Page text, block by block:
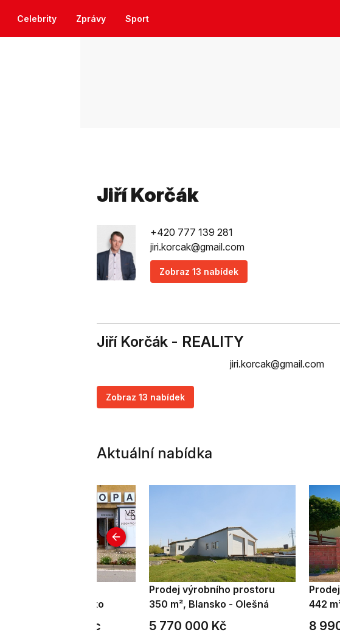
Celebrity Zprávy Sport
Jiří Korčák
+420 777 139 281
jiri.korcak@gmail.com
Zobraz 13 nabídek
Jiří Korčák - REALITY
Zobraz 13 nabídek
jiri.korcak@gmail.com
Aktuální nabídka
72 m², Blansko
000 Kč za měsíc
Prodej výrobního prostoru
350 m², Blansko - Olešná
5 770 000 Kč
442
8